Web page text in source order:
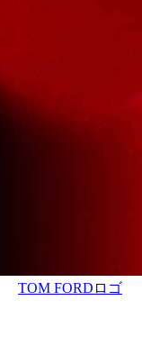
TOM FORDロゴ